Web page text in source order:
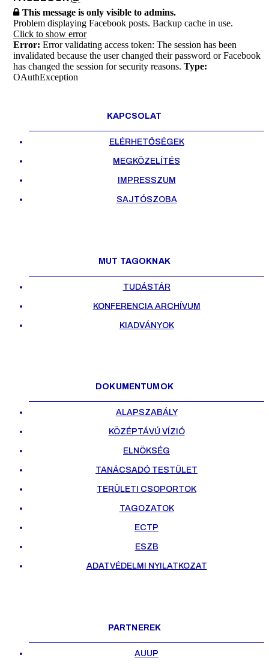
This message is only visible to admins.
Problem displaying Facebook posts. Backup cache in use.
Click to show error
Error: Error validating access token: The session has been
invalidated because the user changed their password or Facebook
has changed the session for security reasons. Type:
OAuthException
KAPCSOLAT
ELÉRHETŐSÉGEK
MEGKÖZELÍTÉS
IMPRESSZUM
SAJTÓSZOBA
MUT TAGOKNAK
TUDÁSTÁR
KONFERENCIA ARCHÍVUM
KIADVÁNYOK
DOKUMENTUMOK
ALAPSZABÁLY
KÖZÉPTÁVÚ VÍZIÓ
ELNÖKSÉG
TANÁCSADÓ TESTÜLET
TERÜLETI CSOPORTOK
TAGOZATOK
ECTP
ESZB
ADATVÉDELMI NYILATKOZAT
PARTNEREK
AUUP